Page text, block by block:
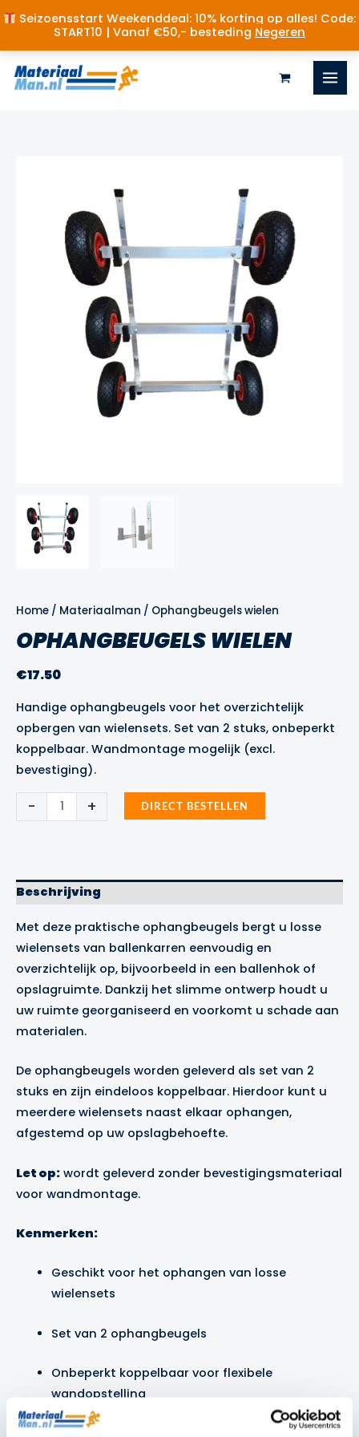
Seizoensstart Weekenddeal: 10% korting op alles! Code:
START10 | Vanaf €50,- besteding Negeren
Ga
naar
de
inhoud
Home / Materiaalman / Ophangbeugels wielen
OPHANGBEUGELS WIELEN
€17.50
Handige ophangbeugels voor het overzichtelijk
opbergen van wielensets. Set van 2 stuks, onbeperkt
koppelbaar. Wandmontage mogelijk (excl.
bevestiging).
-
Ophangbeugels
wielen
aantal
+ DIRECT BESTELLEN
Beschrijving
Met deze praktische ophangbeugels bergt u losse
wielensets van ballenkarren eenvoudig en
overzichtelijk op, bijvoorbeeld in een ballenhok of
opslagruimte. Dankzij het slimme ontwerp houdt u
uw ruimte georganiseerd en voorkomt u schade aan
materialen.
De ophangbeugels worden geleverd als set van 2
stuks en zijn eindeloos koppelbaar. Hierdoor kunt u
meerdere wielensets naast elkaar ophangen,
afgestemd op uw opslagbehoefte.
Let op: wordt geleverd zonder bevestigingsmateriaal
voor wandmontage.
Kenmerken:
Geschikt voor het ophangen van losse
wielensets
Set van 2 ophangbeugels
Onbeperkt koppelbaar voor flexibele
wandopstelling
Robuust en ruimtebesparend